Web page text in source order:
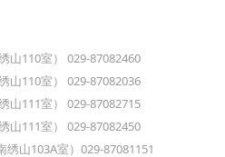
山110室） 029-87082460
山110室） 029-87082036
山111室） 029-87082715
山111室） 029-87082450
山103A室）029-87081151